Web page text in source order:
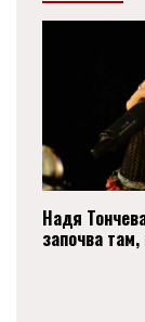
Надя
започва